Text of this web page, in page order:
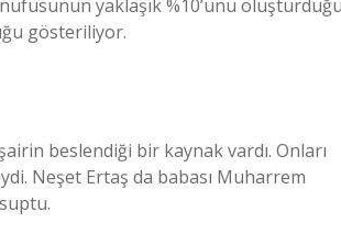
yaklaşık %10’unu
gösteriliyor.
beslendiği bir kaynak vardı. Onları
Neşet Ertaş da babası Muharrem